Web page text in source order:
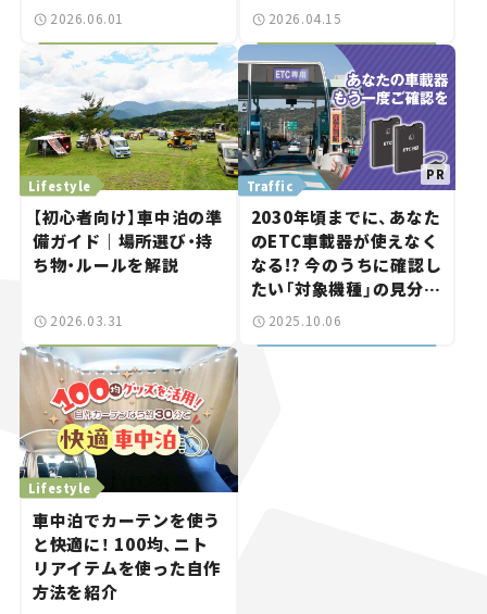
2026.06.01 2026.04.15
Lifestyle
【初心者向け】車中泊の準
備ガイド｜場所選び・持
ち物・ルールを解説
2026.03.31
Traffic
2030年頃までに、あなた
のETC車載器が使えなく
なる!? 今のうちに確認し
たい「対象機種」の見分け
方 2025.10.06
Lifestyle
車中泊でカーテンを使う
と快適に！ 100均、ニト
リアイテムを使った自作
方法を紹介